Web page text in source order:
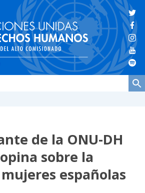
de la ONU-DH
sobre la
españolas